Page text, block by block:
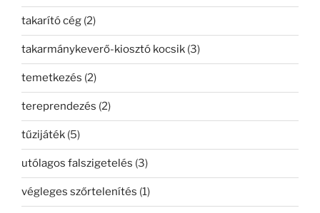
takarító cég (2)
takarmánykeverő-kiosztó kocsik (3)
temetkezés (2)
tereprendezés (2)
tűzijáték (5)
utólagos falszigetelés (3)
végleges szőrtelenítés (1)